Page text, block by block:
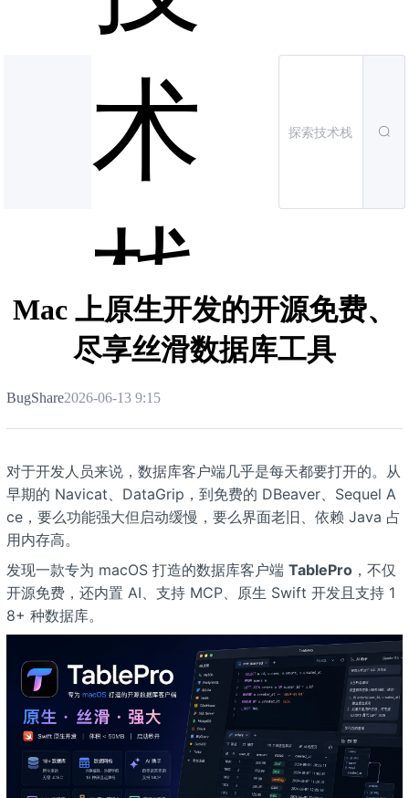
术
栈
Mac 上原生开发的开源免费、
尽享丝滑数据库工具
BugShare2026-06-13 9:15
对于开发人员来说，数据库客户端几乎是每天都要打开的。从
早期的 Navicat、DataGrip，到免费的 DBeaver、Sequel A
ce，要么功能强大但启动缓慢，要么界面老旧、依赖 Java 占
用内存高。
发现一款专为 macOS 打造的数据库客户端 TablePro，不仅
开源免费，还内置 AI、支持 MCP、原生 Swift 开发且支持 1
8+ 种数据库。